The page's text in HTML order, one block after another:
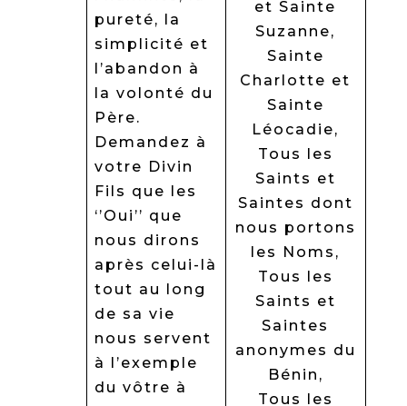
pureté, la
simplicité et
l’abandon à
la volonté du
Père.
Demandez à
votre Divin
Fils que les
‘’Oui’’ que
nous dirons
après celui-là
tout au long
de sa vie
nous servent
à l’exemple
du vôtre à
et Sainte
Suzanne,
Sainte
Charlotte et
Sainte
Léocadie,
Tous les
Saints et
Saintes dont
nous portons
les Noms,
Tous les
Saints et
Saintes
anonymes du
Bénin,
Tous les